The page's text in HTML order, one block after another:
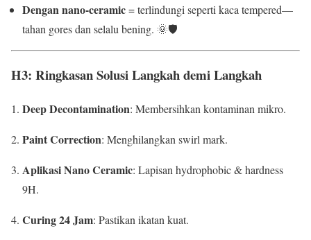
Dengan nano-ceramic= terlindungi seperti kaca tempered—
tahan gores dan selalu bening. 🌞🛡️
H3: Ringkasan Solusi Langkah demi Langkah
Deep Decontamination: Membersihkan kontaminan mikro.
Paint Correction: Menghilangkan swirl mark.
Aplikasi Nano Ceramic: Lapisan hydrophobic & hardness
9H.
Curing 24 Jam: Pastikan ikatan kuat.